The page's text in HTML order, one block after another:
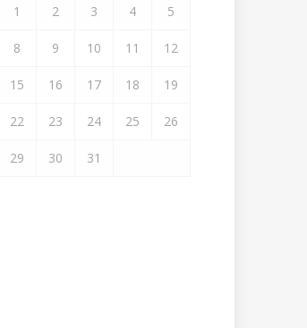
1 2 3 4 5
8 9 10 11 12
15 16 17 18 19
22 23 24 25 26
29 30 31